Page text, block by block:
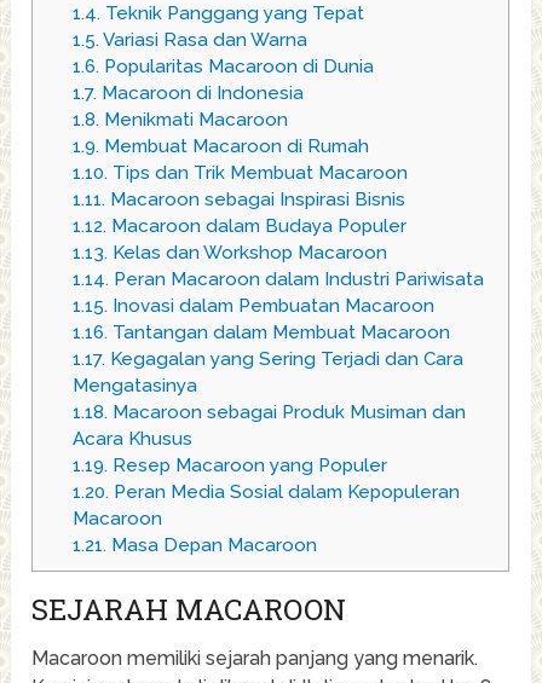
1.4.Teknik Panggang yang Tepat
1.5.Variasi Rasa dan Warna
1.6.Popularitas Macaroon di Dunia
1.7.Macaroon di Indonesia
1.8.Menikmati Macaroon
1.9.Membuat Macaroon di Rumah
1.10.Tips dan Trik Membuat Macaroon
1.11.Macaroon sebagai Inspirasi Bisnis
1.12.Macaroon dalam Budaya Populer
1.13.Kelas dan Workshop Macaroon
1.14.Peran Macaroon dalam Industri Pariwisata
1.15.Inovasi dalam Pembuatan Macaroon
1.16.Tantangan dalam Membuat Macaroon
1.17.Kegagalan yang Sering Terjadi dan Cara
Mengatasinya
1.18.Macaroon sebagai Produk Musiman dan
Acara Khusus
1.19.Resep Macaroon yang Populer
1.20.Peran Media Sosial dalam Kepopuleran
Macaroon
1.21.Masa Depan Macaroon
SEJARAH MACAROON
Macaroon memiliki sejarah panjang yang menarik.